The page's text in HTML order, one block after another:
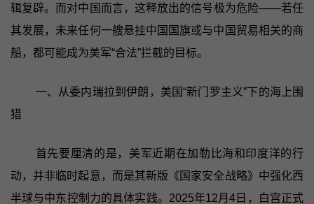
辑复辟。而对中国而言，这释放出的信号极为危险——若任
其发展，未来任何一艘悬挂中国国旗或与中国贸易相关的商
船，都可能成为美军“合法”拦截的目标。
一、从委内瑞拉到伊朗，美国“新门罗主义”下的海上围
猎
首先要厘清的是，美军近期在加勒比海和印度洋的行
动，并非临时起意，而是其新版《国家安全战略》中强化西
半球与中东控制力的具体实践。2025年12月4日，白宫正式